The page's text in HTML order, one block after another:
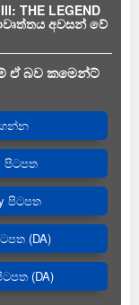
THE LEGEND
අවසන් වේ
ඒ බව කමෙන්ට්
පිටපත
පිටපත
(DA)
(DA)